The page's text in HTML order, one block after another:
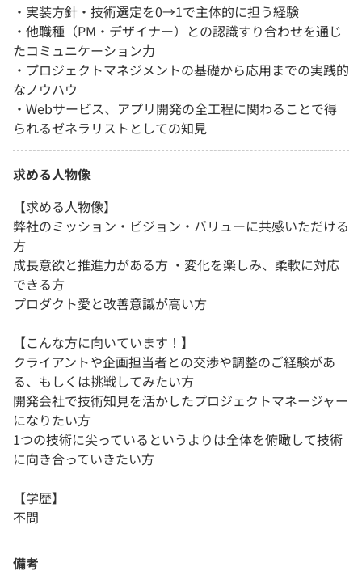
・実装方針・技術選定を0→1で主体的に担う経験
・他職種（PM・デザイナー）との認識すり合わせを通じ
たコミュニケーション力
・プロジェクトマネジメントの基礎から応用までの実践的
なノウハウ
・Webサービス、アプリ開発の全工程に関わることで得
られるゼネラリストとしての知見
求める人物像
【求める人物像】
弊社のミッション・ビジョン・バリューに共感いただける
方
成長意欲と推進力がある方 ・変化を楽しみ、柔軟に対応
できる方
プロダクト愛と改善意識が高い方
【こんな方に向いています！】
クライアントや企画担当者との交渉や調整のご経験があ
る、もしくは挑戦してみたい方
開発会社で技術知見を活かしたプロジェクトマネージャー
になりたい方
1つの技術に尖っているというよりは全体を俯瞰して技術
に向き合っていきたい方
【学歴】
不問
備考